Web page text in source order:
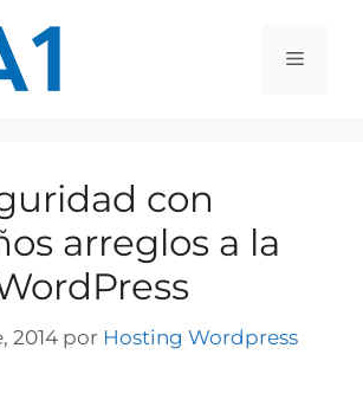
con
arreglos a la
2014 por Hosting Wordpress